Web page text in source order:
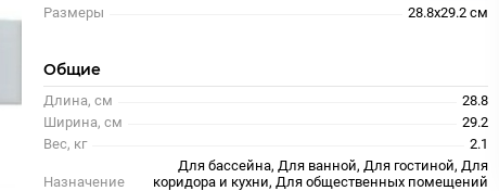
Размеры
28.8x29.2 см
Общие
Длина, см
28.8
Ширина, см
29.2
Вес, кг
2.1
Назначение
Для бассейна, Для ванной, Для гостиной, Для
коридора и кухни, Для общественных помещений